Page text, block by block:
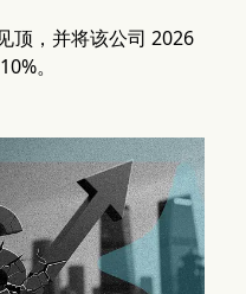
顶，并将该公司 2026
。